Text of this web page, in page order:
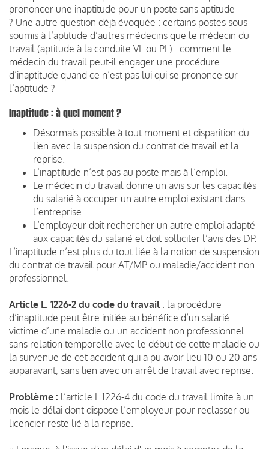
prononcer une inaptitude pour un poste sans aptitude
? Une autre question déjà évoquée : certains postes sous
soumis à l’aptitude d’autres médecins que le médecin du
travail (aptitude à la conduite VL ou PL) : comment le
médecin du travail peut-il engager une procédure
d’inaptitude quand ce n’est pas lui qui se prononce sur
l’aptitude ?
Inaptitude : à quel moment ?
Désormais possible à tout moment et disparition du
lien avec la suspension du contrat de travail et la
reprise.
L’inaptitude n’est pas au poste mais à l’emploi.
Le médecin du travail donne un avis sur les capacités
du salarié à occuper un autre emploi existant dans
l’entreprise.
L’employeur doit rechercher un autre emploi adapté
aux capacités du salarié et doit solliciter l’avis des DP.
L’inaptitude n’est plus du tout liée à la notion de suspension
du contrat de travail pour AT/MP ou maladie/accident non
professionnel.
Article L. 1226-2 du code du travail: la procédure
d’inaptitude peut être initiée au bénéfice d’un salarié
victime d’une maladie ou un accident non professionnel
sans relation temporelle avec le début de cette maladie ou
la survenue de cet accident qui a pu avoir lieu 10 ou 20 ans
auparavant, sans lien avec un arrêt de travail avec reprise.
Problème : l’article L.1226-4 du code du travail limite à un
mois le délai dont dispose l’employeur pour reclasser ou
licencier reste lié à la reprise.